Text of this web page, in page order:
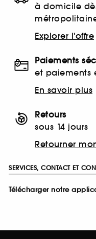
à domicile
Explorer l'offre
Paiements
et paiements
En savoir plus
Retours
sous 14 jours
Retourner
SERVICES, CONTACT ET
Télécharger notre